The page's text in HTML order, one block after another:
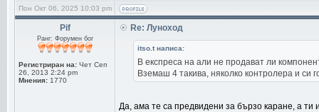
Пон Окт 06, 2025 10:03 pm
Pif
Ранг: Форумен бог
Регистриран на: Чет Сеп
26, 2013 2:24 pm
Мнения: 1770
Re: Луноход
itso.t написа:
В експреса на али не продават ли
Вземаш 4 такива, няколко контролера и си
Да, ама те са предвидени за бързо каране, а